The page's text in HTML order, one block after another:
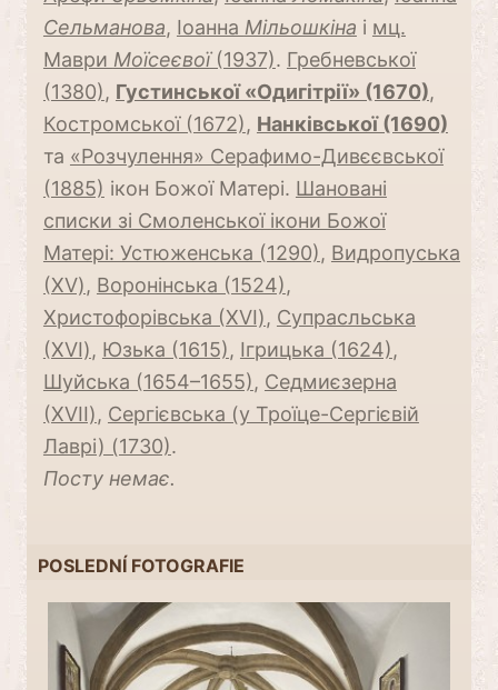
Сельманова, Іоанна Мільошкіна і мц.
Маври Моїсеєвої(1937). Гребневської
(1380), Густинської «Одигітрії» (1670),
Костромської (1672), Нанківської (1690)
та «Розчулення» Серафимо-Дивєєвської
(1885) ікон Божої Матері. Шановані
списки зі Смоленської ікони Божої
Матері: Устюженська (1290), Видропуська
(ХV), Воронінська (1524),
Христофорівська (ХVI), Супрасльська
(ХVI), Юзька (1615), Ігрицька (1624),
Шуйська (1654–1655), Седмиєзерна
(ХVII), Сергієвська (у Троїце-Сергієвій
Лаврі) (1730).
Посту немає.
POSLEDNÍ FOTOGRAFIE